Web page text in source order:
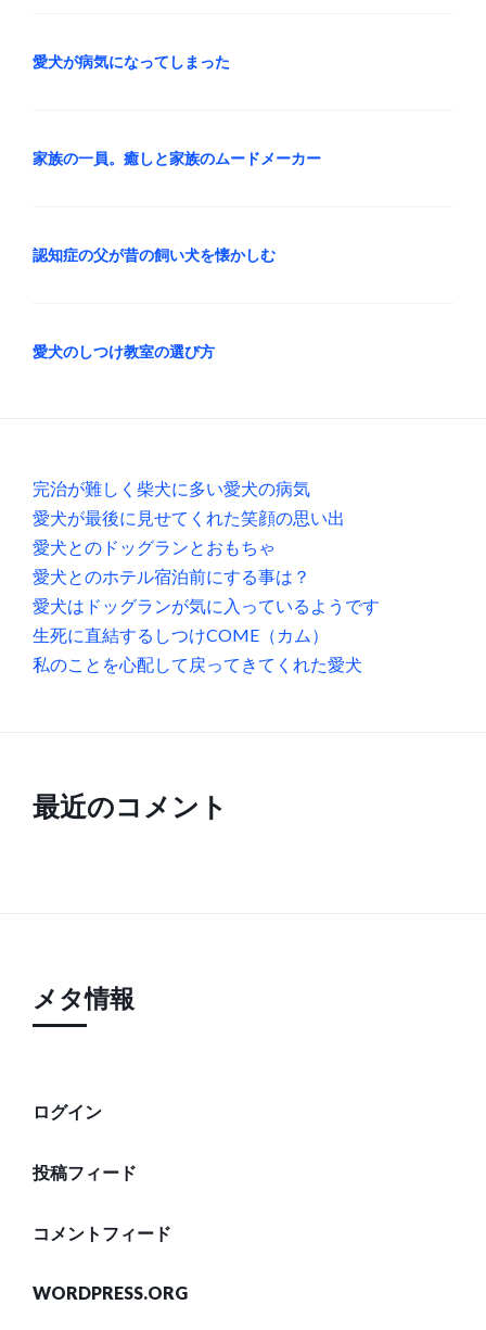
愛犬が病気になってしまった
家族の一員。癒しと家族のムードメーカー
認知症の父が昔の飼い犬を懐かしむ
愛犬のしつけ教室の選び方
完治が難しく柴犬に多い愛犬の病気
愛犬が最後に見せてくれた笑顔の思い出
愛犬とのドッグランとおもちゃ
愛犬とのホテル宿泊前にする事は？
愛犬はドッグランが気に入っているようです
生死に直結するしつけCOME（カム）
私のことを心配して戻ってきてくれた愛犬
最近のコメント
メタ情報
ログイン
投稿フィード
コメントフィード
WORDPRESS.ORG